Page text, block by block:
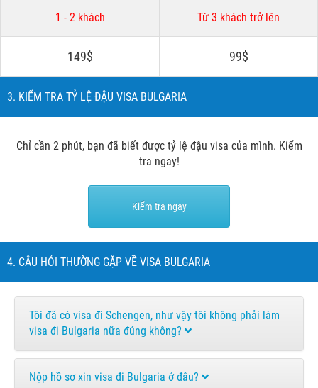
1 - 2 khách Từ 3 khách trở lên
149$ 99$
3. KIỂM TRA TỶ LỆ ĐẬU VISA BULGARIA
Chỉ cần 2 phút, bạn đã biết được tỷ lệ đậu visa của mình. Kiểm
tra ngay!
Kiểm tra ngay
4. CÂU HỎI THƯỜNG GẶP VỀ VISA BULGARIA
Tôi đã có visa đi Schengen, như vậy tôi không phải làm
visa đi Bulgaria nữa đúng không?
Nộp hồ sơ xin visa đi Bulgaria ở đâu?